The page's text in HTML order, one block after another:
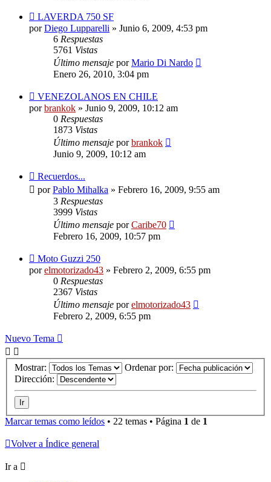
LAVERDA 750 SF
porDiego Lupparelli » Junio 6, 2009, 4:53 pm
6 Respuestas
5761 Vistas
Último mensaje porMario Di Nardo
Enero 26, 2010, 3:04 pm
VENEZOLANOS EN CHILE
porbrankok » Junio 9, 2009, 10:12 am
0 Respuestas
1873 Vistas
Último mensaje porbrankok
Junio 9, 2009, 10:12 am
Recuerdos...
porPablo Mihalka » Febrero 16, 2009, 9:55 am
3 Respuestas
3999 Vistas
Último mensaje porCaribe70
Febrero 16, 2009, 10:57 pm
Moto Guzzi 250
porelmotorizado43 » Febrero 2, 2009, 6:55 pm
0 Respuestas
2367 Vistas
Último mensaje porelmotorizado43
Febrero 2, 2009, 6:55 pm
Nuevo Tema
Mostrar:
Ordenar por:
Dirección:
Marcar temas como leídos • 22 temas • Página 1 de 1
Volver a Índice general
Ir a